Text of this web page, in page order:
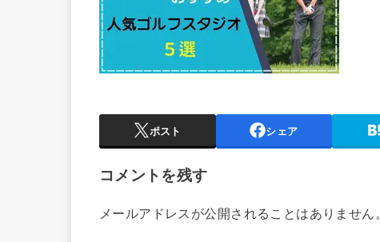
ポスト シェア
コメントを残す
メールアドレスが公開されることはありません。